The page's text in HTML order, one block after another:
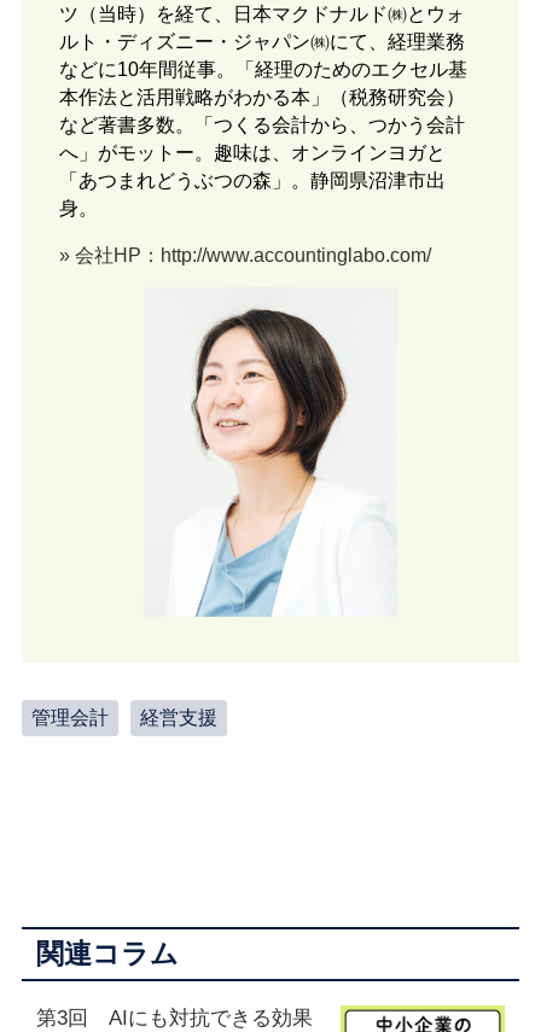
ツ（当時）を経て、日本マクドナルド㈱とウォ
ルト・ディズニー・ジャパン㈱にて、経理業務
などに10年間従事。「経理のためのエクセル基
本作法と活用戦略がわかる本」（税務研究会）
など著書多数。「つくる会計から、つかう会計
へ」がモットー。趣味は、オンラインヨガと
「あつまれどうぶつの森」。静岡県沼津市出
身。
» 会社HP：http://www.accountinglabo.com/
管理会計 経営支援
関連コラム
第3回 AIにも対抗できる効果